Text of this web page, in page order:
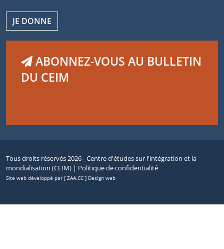
JE DONNE
ABONNEZ-VOUS AU BULLETIN
DU CEIM
Tous droits réservés 2026 - Centre d'études sur l'intégration et la
mondialisation (CEIM) | Politique de confidentialité
Site web développé par [ ZAA.CC ] Design web